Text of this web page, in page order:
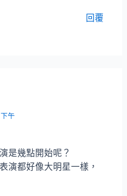
回覆
午
是幾點開始呢？
演都好像大明星一樣，